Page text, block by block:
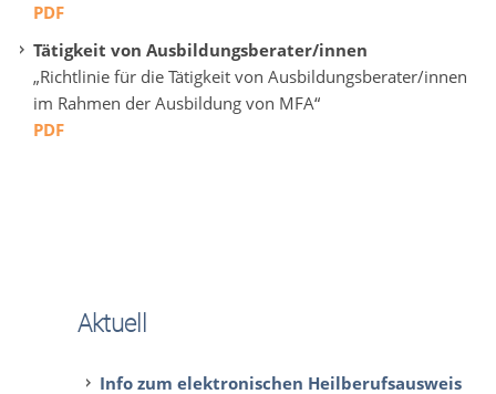
PDF
Tätigkeit von Ausbildungsberater/innen
„Richtlinie für die Tätigkeit von Ausbildungsberater/innen
im Rahmen der Ausbildung von MFA“
PDF
Aktuell
Info zum elektronischen Heilberufsausweis